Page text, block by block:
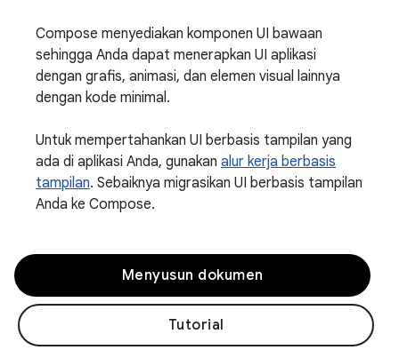
Compose menyediakan komponen UI bawaan
sehingga Anda dapat menerapkan UI aplikasi
dengan grafis, animasi, dan elemen visual lainnya
dengan kode minimal.
Untuk mempertahankan UI berbasis tampilan yang
ada di aplikasi Anda, gunakan alur kerja berbasis
tampilan. Sebaiknya migrasikan UI berbasis tampilan
Anda ke Compose.
Menyusun dokumen
Tutorial